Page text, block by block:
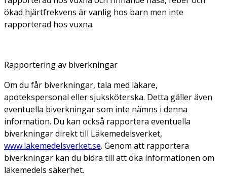
ökad hjärtfrekvens är vanlig hos barn men inte
rapporterad hos vuxna.
Rapportering av biverkningar
Om du får biverkningar, tala med läkare,
apotekspersonal eller sjuksköterska. Detta gäller även
eventuella biverkningar som inte nämns i denna
information. Du kan också rapportera eventuella
biverkningar direkt till Läkemedelsverket,
www.lakemedelsverket.se. Genom att rapportera
biverkningar kan du bidra till att öka informationen om
läkemedels säkerhet.